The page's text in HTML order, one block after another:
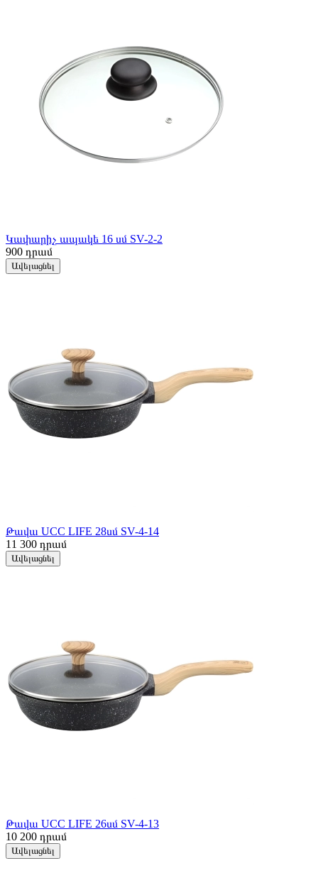
Կափարիչ ապակե 16 սմ SV-2-2
900 դրամ
Ավելացնել
Թավա UCC LIFE 28սմ SV-4-14
11 300 դրամ
Ավելացնել
Թավա UCC LIFE 26սմ SV-4-13
10 200 դրամ
Ավելացնել